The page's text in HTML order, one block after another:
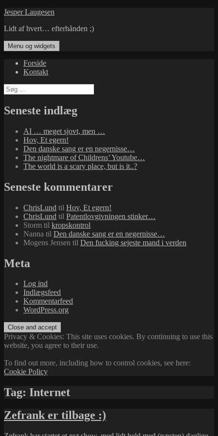
Hop
indhold
Jesper Laugesen
Lidt af hvert… efterhånden ;)
Menu og widgets
Forside
Kontakt
Søg
efter:
Seneste indlæg
AI … meget sjovt, men …
Hov, Et egern!
Den danske sang er en negernisse…
The nightmare of Childrens’ Youtube…
The world is a scary place, but is it..?
Seneste kommentarer
ChrisLund til Hov, Et egern!
ChrisLund til Patentlovgivningen stinker…
Storm til kropskontrol
Nanna til Den danske sang er en negernisse…
Mogens Jensen til Den fucking sejeste mand i verden
Meta
Log ind
Indlægsfeed
Kommentarfeed
WordPress.org
Privacy & Cookies: This site uses cookies. By continuing to use this
website, you agree to their use.
To find out more, including how to control cookies, see here:
Cookie Policy
Tag: Internet
Zefrank er tilbage :)